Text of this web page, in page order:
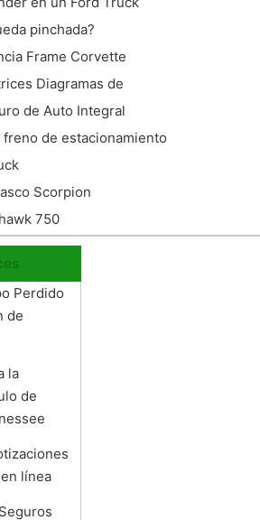
pinchada?
Frame Corvette
Diagramas de
de Auto Integral
de estacionamiento
Scorpion
750
Perdido
de
la
de
línea